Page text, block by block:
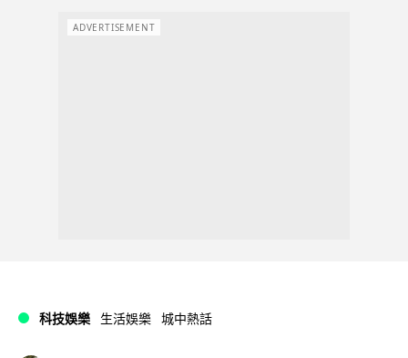
ADVERTISEMENT
科技娛樂 生活娛樂 城中熱話